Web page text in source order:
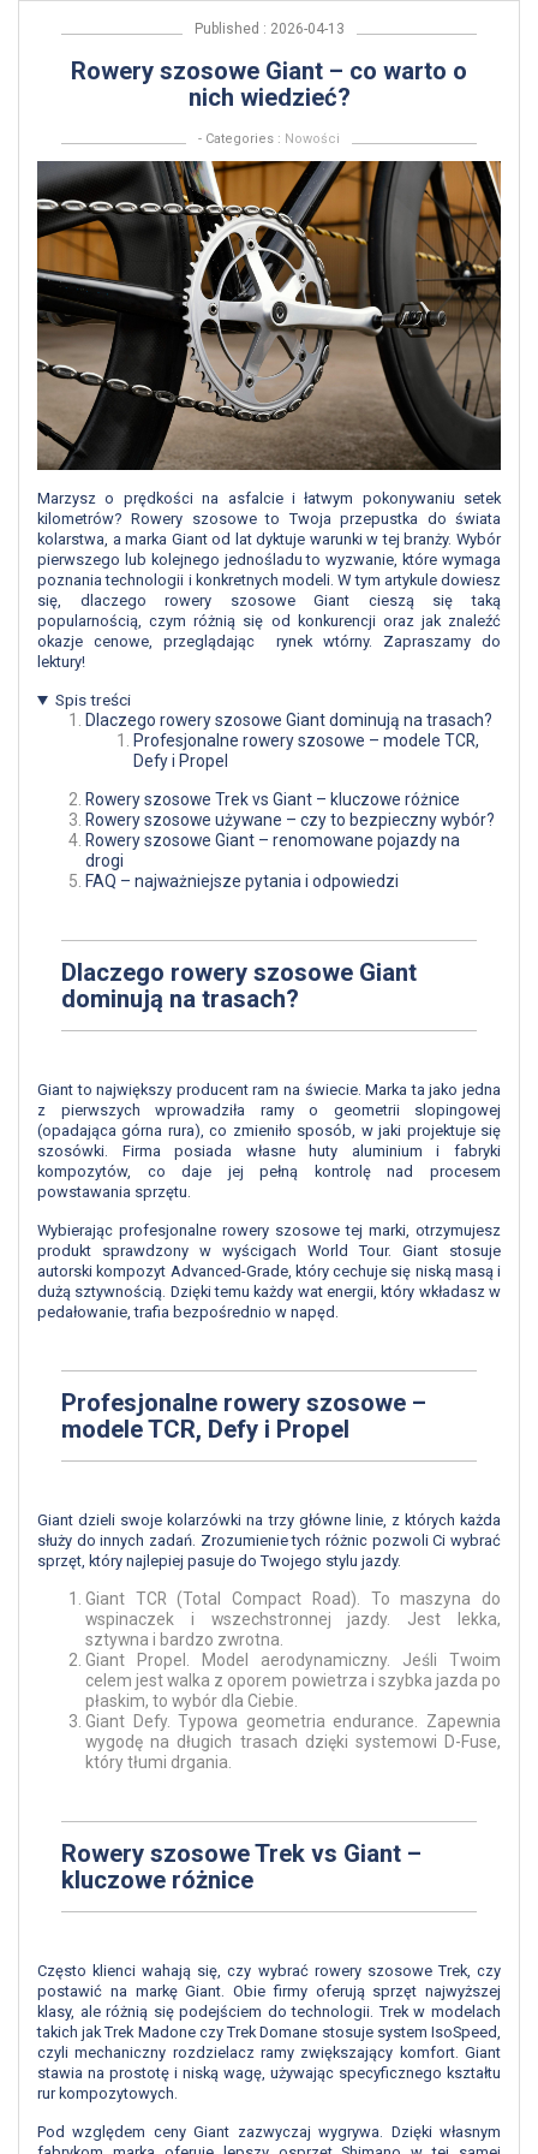
Published : 2026-04-13
Rowery szosowe Giant – co warto o
nich wiedzieć?
- Categories : Nowości
Marzysz o prędkości na asfalcie i łatwym pokonywaniu setek
kilometrów? Rowery szosowe to Twoja przepustka do świata
kolarstwa, a marka Giant od lat dyktuje warunki w tej branży. Wybór
pierwszego lub kolejnego jednośladu to wyzwanie, które wymaga
poznania technologii i konkretnych modeli. W tym artykule dowiesz
się, dlaczego rowery szosowe Giant cieszą się taką
popularnością, czym różnią się od konkurencji oraz jak znaleźć
okazje cenowe, przeglądając rynek wtórny. Zapraszamy do
lektury!
Spis treści
Dlaczego rowery szosowe Giant dominują na trasach?
Profesjonalne rowery szosowe – modele TCR,
Defy i Propel
Rowery szosowe Trek vs Giant – kluczowe różnice
Rowery szosowe używane – czy to bezpieczny wybór?
Rowery szosowe Giant – renomowane pojazdy na
drogi
FAQ – najważniejsze pytania i odpowiedzi
Dlaczego rowery szosowe Giant
dominują na trasach?
Giant to największy producent ram na świecie. Marka ta jako jedna
z pierwszych wprowadziła ramy o geometrii slopingowej
(opadająca górna rura), co zmieniło sposób, w jaki projektuje się
szosówki. Firma posiada własne huty aluminium i fabryki
kompozytów, co daje jej pełną kontrolę nad procesem
powstawania sprzętu.
Wybierając profesjonalne rowery szosowe tej marki, otrzymujesz
produkt sprawdzony w wyścigach World Tour. Giant stosuje
autorski kompozyt Advanced-Grade, który cechuje się niską masą i
dużą sztywnością. Dzięki temu każdy wat energii, który wkładasz w
pedałowanie, trafia bezpośrednio w napęd.
Profesjonalne rowery szosowe –
modele TCR, Defy i Propel
Giant dzieli swoje kolarzówki na trzy główne linie, z których każda
służy do innych zadań. Zrozumienie tych różnic pozwoli Ci wybrać
sprzęt, który najlepiej pasuje do Twojego stylu jazdy.
Giant TCR (Total Compact Road). To maszyna do
wspinaczek i wszechstronnej jazdy. Jest lekka,
sztywna i bardzo zwrotna.
Giant Propel. Model aerodynamiczny. Jeśli Twoim
celem jest walka z oporem powietrza i szybka jazda po
płaskim, to wybór dla Ciebie.
Giant Defy. Typowa geometria endurance. Zapewnia
wygodę na długich trasach dzięki systemowi D-Fuse,
który tłumi drgania.
Rowery szosowe Trek vs Giant –
kluczowe różnice
Często klienci wahają się, czy wybrać rowery szosowe Trek, czy
postawić na markę Giant. Obie firmy oferują sprzęt najwyższej
klasy, ale różnią się podejściem do technologii. Trek w modelach
takich jak Trek Madone czy Trek Domane stosuje system IsoSpeed,
czyli mechaniczny rozdzielacz ramy zwiększający komfort. Giant
stawia na prostotę i niską wagę, używając specyficznego kształtu
rur kompozytowych.
Pod względem ceny Giant zazwyczaj wygrywa. Dzięki własnym